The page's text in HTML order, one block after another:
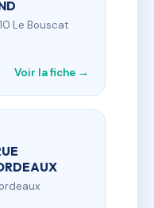
Le Bouscat
Voir la fiche →